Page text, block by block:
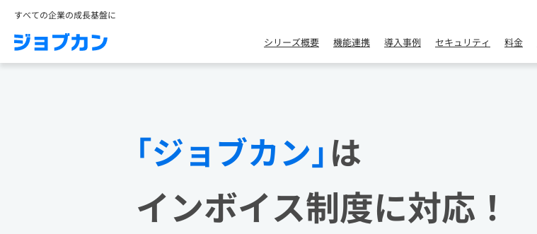
すべての企業の成長基盤に
シリーズ概要 機能連携 導入事例 セキュリティ 料金
｢ジョブカン｣ は
インボイス制度に対応！